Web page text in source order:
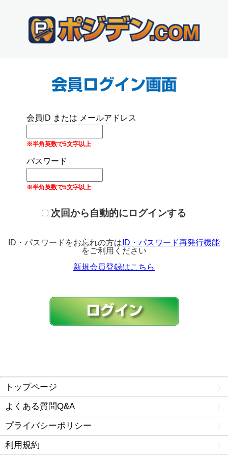
会員ID または メールアドレス
※半角英数で5文字以上
パスワード
※半角英数で5文字以上
次回から自動的にログインする
ID・パスワードをお忘れの方は ID・パスワード再発行機能
をご利用ください
新規会員登録はこちら
トップページ
よくある質問Q&A
プライバシーポリシー
利用規約